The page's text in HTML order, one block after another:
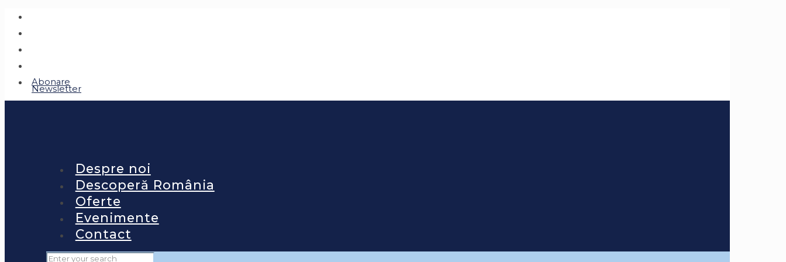
Abonare
Newsletter
Despre noi
Descoperă România
Oferte
Evenimente
Contact